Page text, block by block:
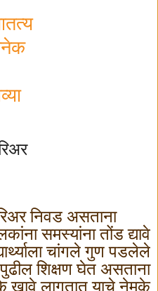
निवड असताना
समस्यांना तोंड द्यावे
चांगले गुण पडलेले
शिक्षण घेत असताना
खावे लागतात याचे नेमके